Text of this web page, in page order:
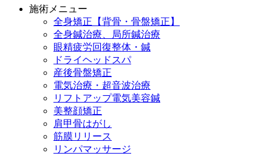
施術メニュー
全身矯正【背骨・骨盤矯正】
全身鍼治療、局所鍼治療
眼精疲労回復整体・鍼
ドライヘッドスパ
産後骨盤矯正
電気治療・超音波治療
リフトアップ電気美容鍼
美整顔矯正
肩甲骨はがし
筋膜リリース
リンパマッサージ